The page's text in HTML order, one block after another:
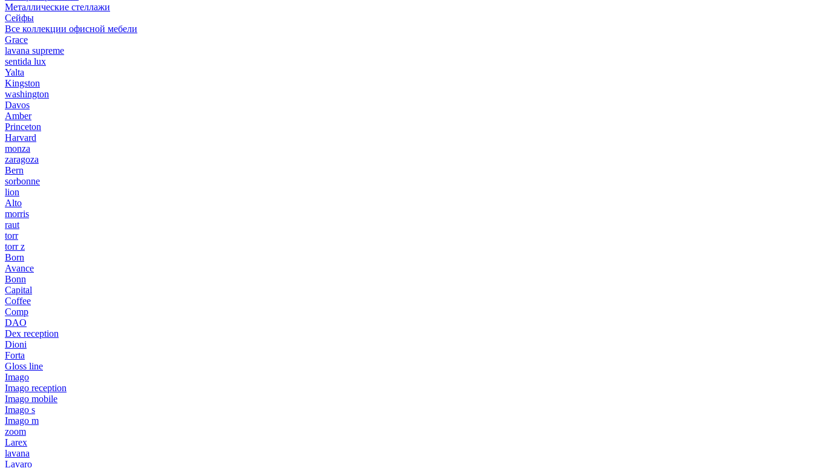
Металлические стеллажи
Сейфы
Все коллекции офисной мебели
Grace
lavana supreme
sentida lux
Yalta
Kingston
washington
Davos
Amber
Princeton
Harvard
monza
zaragoza
Bern
sorbonne
lion
Alto
morris
raut
torr
torr z
Born
Avance
Bonn
Capital
Coffee
Comp
DAO
Dex reception
Dioni
Forta
Gloss line
Imago
Imago reception
Imago mobile
Imago s
Imago m
zoom
Larex
lavana
Lavaro